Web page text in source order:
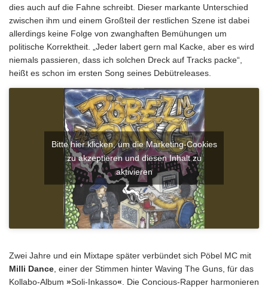
dies auch auf die Fahne schreibt. Dieser markante Unterschied
zwischen ihm und einem Großteil der restlichen Szene ist dabei
allerdings keine Folge von zwanghaften Bemühungen um
politische Korrektheit. „Jeder labert gern mal Kacke, aber es wird
niemals passieren, dass ich solchen Dreck auf Tracks packe“,
heißt es schon im ersten Song seines Debütreleases.
Bitte hier klicken, um die Marketing-Cookies
zu akzeptieren und diesen Inhalt zu
aktivieren
Zwei Jahre und ein Mixtape später verbündet sich Pöbel MC mit
Milli Dance , einer der Stimmen hinter Waving The Guns, für das
Kollabo-Album »Soli-Inkasso« . Die Concious-Rapper harmonieren